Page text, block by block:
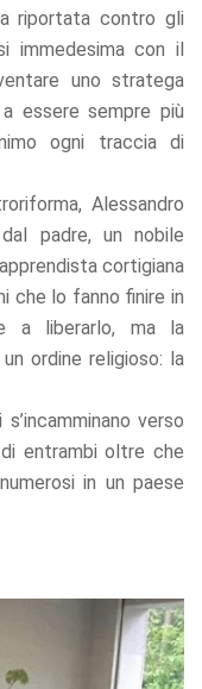
riportata contro gli
immedesima con il
uno stratega
essere sempre più
ogni traccia di
Alessandro
padre, un nobile
cortigiana
che lo fanno finire in
a liberarlo, ma la
ordine religioso: la
verso
entrambi oltre che
in un paese